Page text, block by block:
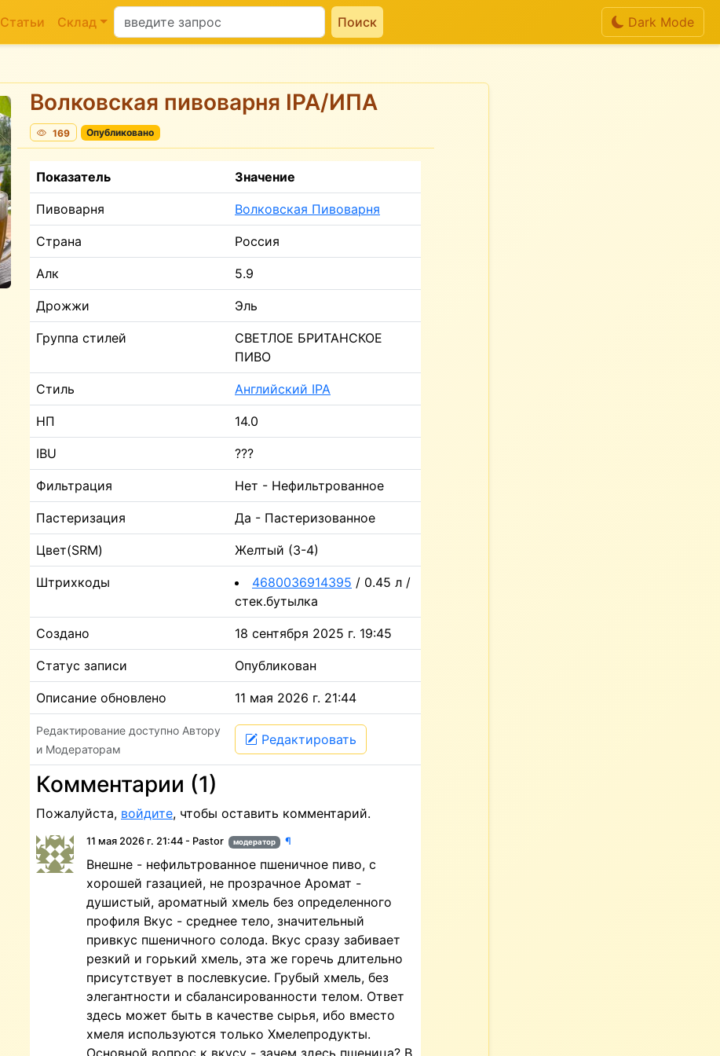
Статьи Склад Поиск Dark Mode
Волковская пивоварня IPA/ИПА
169 Опубликовано
Показатель Значение
Пивоварня Волковская Пивоварня
Страна Россия
Алк 5.9
Дрожжи Эль
Группа стилей
СВЕТЛОЕ БРИТАНСКОЕ
ПИВО
Стиль Английский IPA
НП 14.0
IBU ???
Фильтрация Нет - Нефильтрованное
Пастеризация Да - Пастеризованное
Цвет(SRM) Желтый (3-4)
Штрихкоды 4680036914395 / 0.45 л /
стек.бутылка
Создано 18 сентября 2025 г. 19:45
Статус записи Опубликован
Описание обновлено 11 мая 2026 г. 21:44
Редактирование доступно Автору
и Модераторам
Редактировать
Комментарии (1)
Пожалуйста, войдите, чтобы оставить комментарий.
11 мая 2026 г. 21:44 - Pastor модератор ¶
Внешне - нефильтрованное пшеничное пиво, с
хорошей газацией, не прозрачное Аромат -
душистый, ароматный хмель без определенного
профиля Вкус - среднее тело, значительный
привкус пшеничного солода. Вкус сразу забивает
резкий и горький хмель, эта же горечь длительно
присутствует в послевкусие. Грубый хмель, без
элегантности и сбалансированности телом. Ответ
здесь может быть в качестве сырья, ибо вместо
хмеля используются только Хмелепродукты.
Основной вопрос к вкусу - зачем здесь пшеница? В